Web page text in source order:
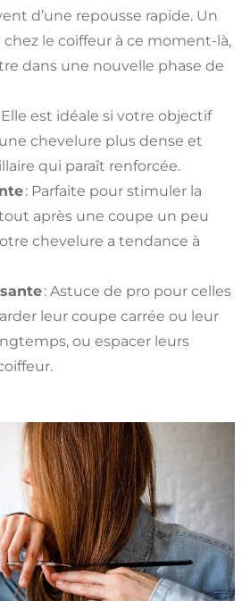
d’une repousse rapide. Un
le coiffeur à ce moment-là,
dans une nouvelle phase de
Elle est idéale si votre objectif
chevelure plus dense et
qui paraît renforcée.
: Parfaite pour stimuler la
après une coupe un peu
chevelure a tendance à
: Astuce de pro pour celles
leur coupe carrée ou leur
ou espacer leurs